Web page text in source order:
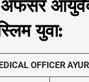
युवा:
OFFICER